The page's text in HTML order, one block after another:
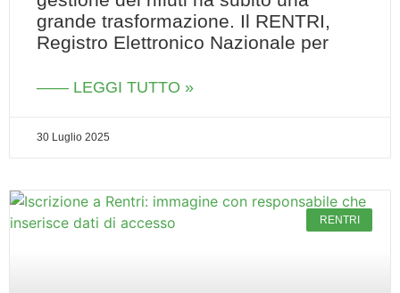
grande trasformazione. Il RENTRI,
Registro Elettronico Nazionale per
—— LEGGI TUTTO »
30 Luglio 2025
RENTRI